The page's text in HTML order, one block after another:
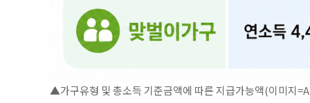
▲가구유형 및 총소득 기준금액에 따른 지급가능액(이미지